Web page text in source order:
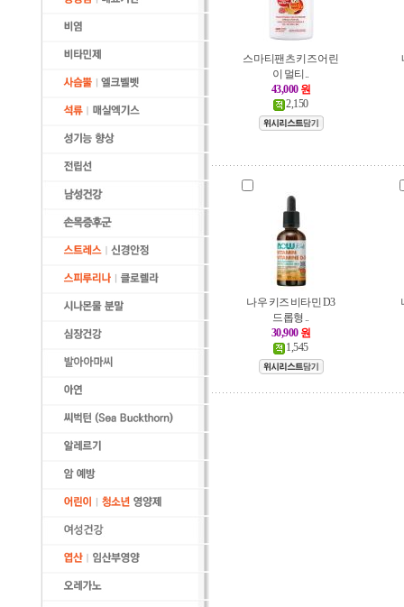
스마티팬츠 키즈 어린
이 멀티..
43,000 원
2,150
나우 키즈 비타민 D3
드롭형 ..
30,900 원
1,545